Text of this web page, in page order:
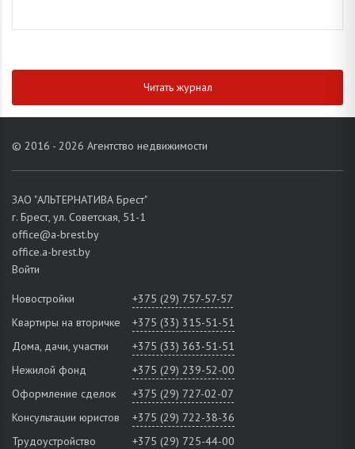
Читать журнал
© 2016 - 2026 Агентство недвижимости
ЗАО "АЛЬТЕРНАТИВА Брест"
г. Брест, ул. Советская, 51-1
office@a-brest.by
office.a-brest.by
Войти
Новостройки
+375 (29) 757-57-57
Квартиры на вторичке
+375 (33) 315-51-51
Дома, дачи, участки
+375 (33) 363-51-51
Нежилой фонд
+375 (29) 239-52-00
Оформление сделок
+375 (29) 727-02-07
Консультации юристов
+375 (29) 722-38-36
Трудоустройство
+375 (29) 725-44-00